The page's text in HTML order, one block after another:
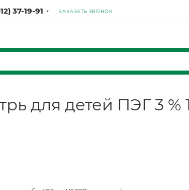
37-19-91 ЗАКАЗАТЬ ЗВОНОК
для детей ПЭГ 3